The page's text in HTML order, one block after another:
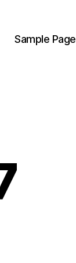
Sample Page